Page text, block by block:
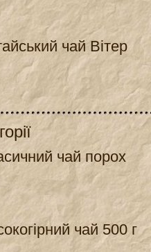
чай Вітер
чай порох
чай 500 г